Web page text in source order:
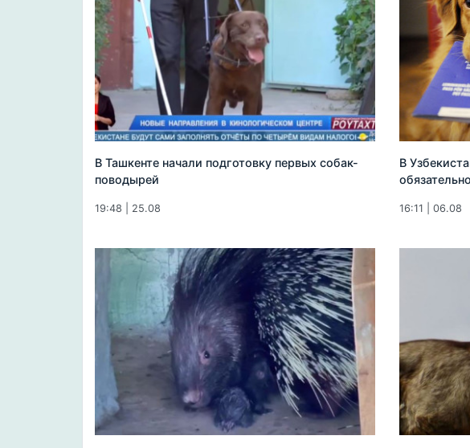
В Ташкенте начали подготовку первых собак-
поводырей
19:48 | 25.08
В
16:11 | 06.08